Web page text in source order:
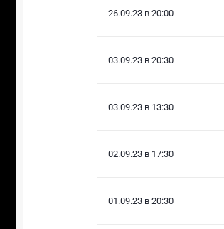
26.09.23 в 20:00
03.09.23 в 20:30
03.09.23 в 13:30
02.09.23 в 17:30
01.09.23 в 20:30